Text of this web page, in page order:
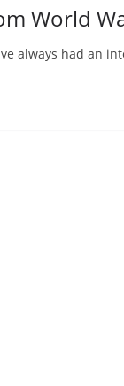
World
always had an